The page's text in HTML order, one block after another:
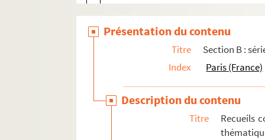
Section C : série 47, Travaux de Paris :
Section D : séries 48 et 49, Architectes,
Présentation du contenu
Titre
Section B :
Index
Paris (France)
Description du contenu
Titre
Recueils